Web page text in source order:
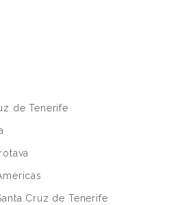
de Tenerife
Cruz de Tenerife